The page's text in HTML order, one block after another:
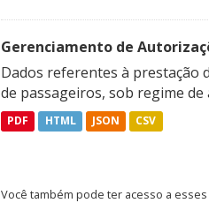
Gerenciamento de
Dados referentes à
de passageiros, sob regime
PDF HTML JSON CSV
Você também pode ter acesso a